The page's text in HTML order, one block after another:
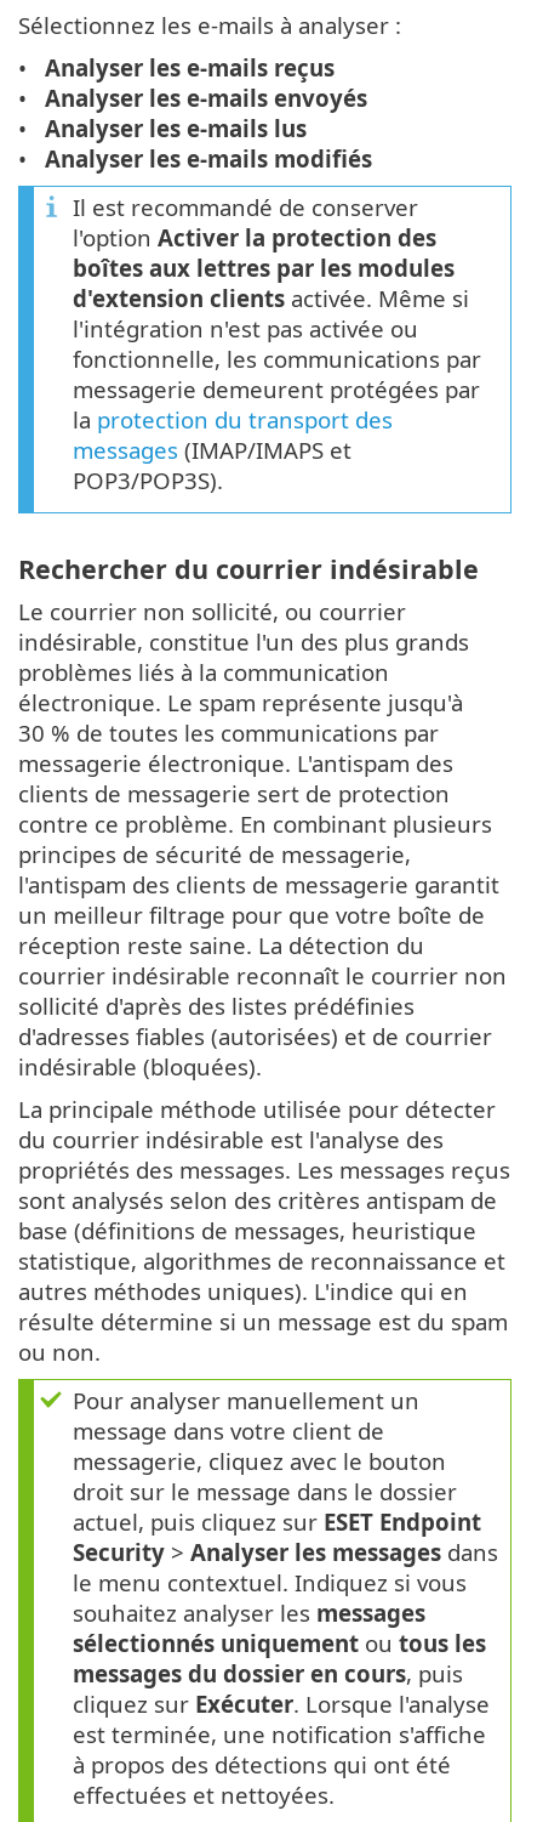
Sélectionnez les e-mails à analyser :
Analyser les e-mails reçus
Analyser les e-mails envoyés
Analyser les e-mails lus
Analyser les e-mails modifiés
Il est recommandé de conserver
l'option Activer la protection des
boîtes aux lettres par les modules
d'extension clients activée. Même si
l'intégration n'est pas activée ou
fonctionnelle, les communications par
messagerie demeurent protégées par
la protection du transport des
messages (IMAP/IMAPS et
POP3/POP3S).
Rechercher du courrier indésirable
Le courrier non sollicité, ou courrier
indésirable, constitue l'un des plus grands
problèmes liés à la communication
électronique. Le spam représente jusqu'à
30 % de toutes les communications par
messagerie électronique. L'antispam des
clients de messagerie sert de protection
contre ce problème. En combinant plusieurs
principes de sécurité de messagerie,
l'antispam des clients de messagerie garantit
un meilleur filtrage pour que votre boîte de
réception reste saine. La détection du
courrier indésirable reconnaît le courrier non
sollicité d'après des listes prédéfinies
d'adresses fiables (autorisées) et de courrier
indésirable (bloquées).
La principale méthode utilisée pour détecter
du courrier indésirable est l'analyse des
propriétés des messages. Les messages reçus
sont analysés selon des critères antispam de
base (définitions de messages, heuristique
statistique, algorithmes de reconnaissance et
autres méthodes uniques). L'indice qui en
résulte détermine si un message est du spam
ou non.
Pour analyser manuellement un
message dans votre client de
messagerie, cliquez avec le bouton
droit sur le message dans le dossier
actuel, puis cliquez sur ESET Endpoint
Security > Analyser les messages dans
le menu contextuel. Indiquez si vous
souhaitez analyser les messages
sélectionnés uniquement ou tous les
messages du dossier en cours, puis
cliquez sur Exécuter. Lorsque l'analyse
est terminée, une notification s'affiche
à propos des détections qui ont été
effectuées et nettoyées.